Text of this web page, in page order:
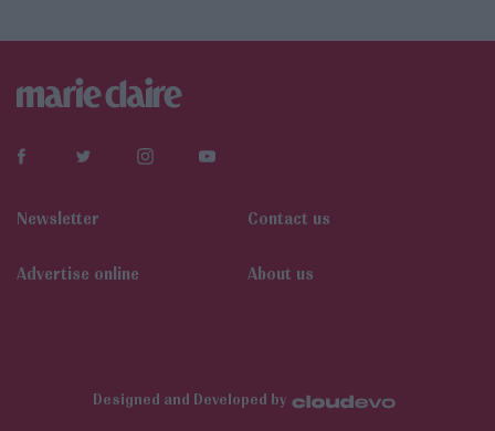
Newsletter Contact us
Αdvertise online About us
Designed and Developed by